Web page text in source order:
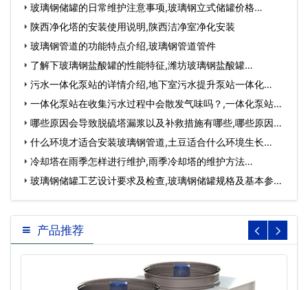
玻璃钢储罐的日常维护注意事项,玻璃钢立式储罐价格…
陕西净化塔的安装使用说明,陕西洁净室净化安装
玻璃钢管道的功能特点介绍,玻璃钢管道管件
了解下玻璃钢盐酸罐的性能特征,潍坊玻璃钢盐酸罐…
污水一体化泵站的详情介绍,地下室污水提升泵站一体化…
一体化泵站在收集污水过程中会散发气味吗？,一体化泵站厂
家…哪些原因会导致脱硫塔漏浆以及补救措施有哪些,哪些原因会
导致流产…
什么环境才适合安装玻璃钢管道,土豆适合什么环境生长…
冷却塔在雨季怎样进行维护,雨季冷却塔的维护方法…
玻璃钢储罐工艺设计要求及检查,玻璃钢储罐规格及基本参
数…
产品推荐